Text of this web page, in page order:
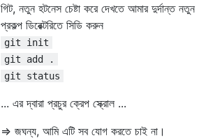
গিট, নতুন হটনেস চেষ্টা করে দেখতে আমার দুর্দান্ত নতুন
প্রকল্প ডিরেক্টরিতে সিডি করুন
git init
git add .
git status
... এর দ্বারা প্রচুর ক্রেপ স্ক্রোল ...
=> জঘন্য, আমি এটি সব যোগ করতে চাই না।